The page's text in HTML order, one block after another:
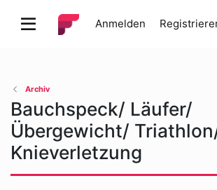
Anmelden
Archiv
Bauchspeck/ Läufer/
Übergewicht/
Knieverletzung